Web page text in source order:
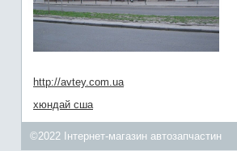
http://avtey.com.ua
хюндай сша
©2022 Інтернет-магазин автозапчастин